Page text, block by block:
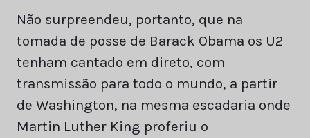
Não surpreendeu, portanto, que na
tomada de posse de Barack Obama os U2
tenham cantado em direto, com
transmissão para todo o mundo, a partir
de Washington, na mesma escadaria onde
Martin Luther King proferiu o